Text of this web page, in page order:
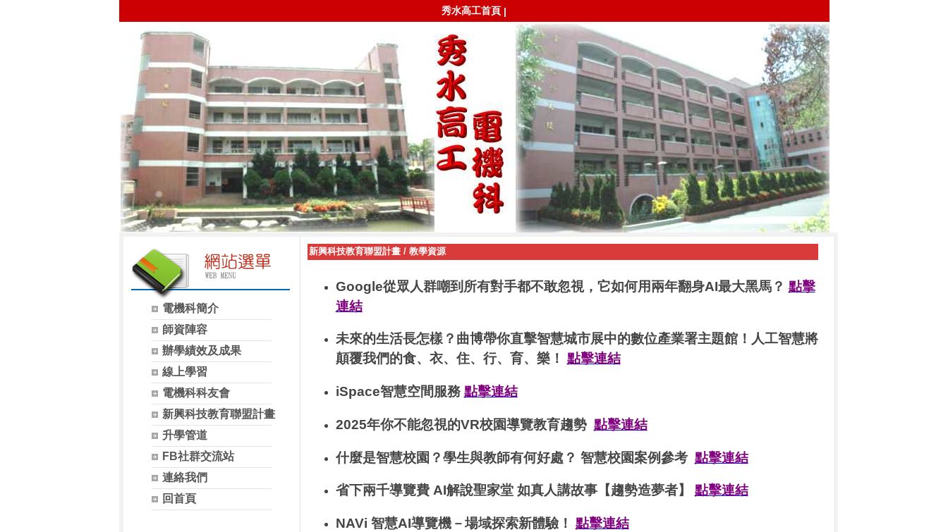
秀水高工首頁 |
電機科簡介
師資陣容
辦學績效及成果
線上學習
電機科科友會
新興科技教育聯盟計畫
升學管道
FB社群交流站
連絡我們
回首頁
新興科技教育聯盟計畫/ 教學資源
Google從眾人群嘲到所有對手都不敢忽視，它如何用兩年翻身AI最大黑馬？ 點擊
連結
未來的生活長怎樣？曲博帶你直擊智慧城市展中的數位產業署主題館！人工智慧將
顛覆我們的食、衣、住、行、育、樂！ 點擊連結
iSpace智慧空間服務 點擊連結
2025年你不能忽視的VR校園導覽教育趨勢 點擊連結
什麼是智慧校園？學生與教師有何好處？ 智慧校園案例參考 點擊連結
省下兩千導覽費 AI解說聖家堂 如真人講故事【趨勢造夢者】 點擊連結
NAVi 智慧AI導覽機－場域探索新體驗！ 點擊連結